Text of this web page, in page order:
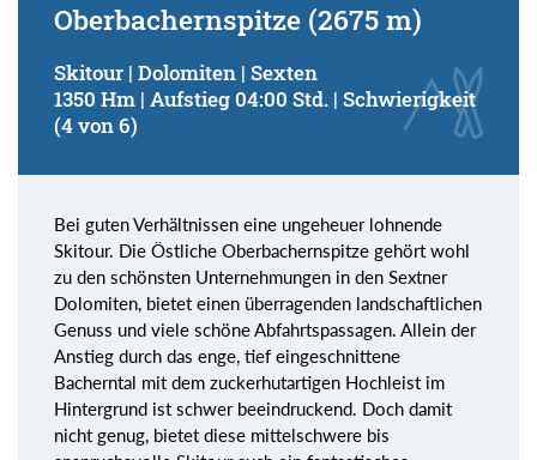
Oberbachernspitze (2675 m)
Skitour | Dolomiten | Sexten
1350 Hm | Aufstieg 04:00 Std. | Schwierigkeit
(4 von 6)
Bei guten Verhältnissen eine ungeheuer lohnende
Skitour. Die Östliche Oberbachernspitze gehört wohl
zu den schönsten Unternehmungen in den Sextner
Dolomiten, bietet einen überragenden landschaftlichen
Genuss und viele schöne Abfahrtspassagen. Allein der
Anstieg durch das enge, tief eingeschnittene
Bacherntal mit dem zuckerhutartigen Hochleist im
Hintergrund ist schwer beeindruckend. Doch damit
nicht genug, bietet diese mittelschwere bis